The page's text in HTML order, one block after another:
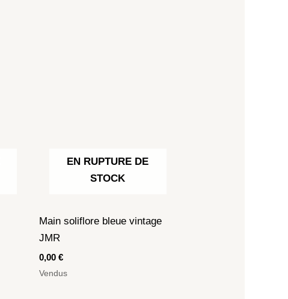
EN RUPTURE DE
STOCK
Main soliflore bleue vintage
JMR
0,00€
Vendus